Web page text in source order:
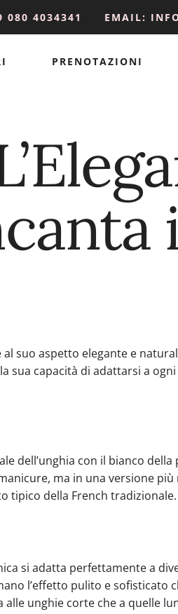
080 4034341 EMAIL:
PRENOTAZIONI
suo aspetto elegante e
sua capacità di adattarsi a
dell’unghia con il bianco
ma in una versione
tipico della French tradizionale.
si adatta perfettamente a
l’effetto pulito e sofisticato
alle unghie corte che a quelle